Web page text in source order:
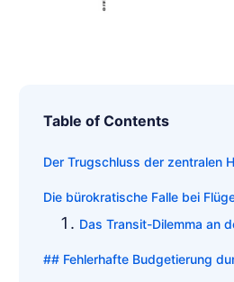
Table of Contents
Der Trugschluss der zentralen
Die bürokratische Falle bei
Das Transit-Dilemma an
## Fehlerhafte Budgetierung